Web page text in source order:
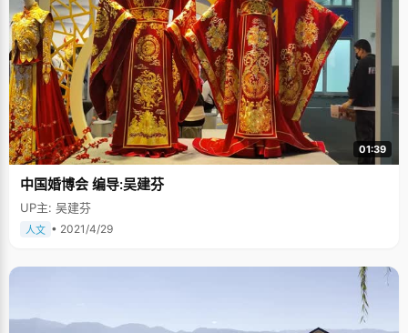
01:39
中国婚博会 编导:吴建芬
UP主: 吴建芬
人文 • 2021/4/29